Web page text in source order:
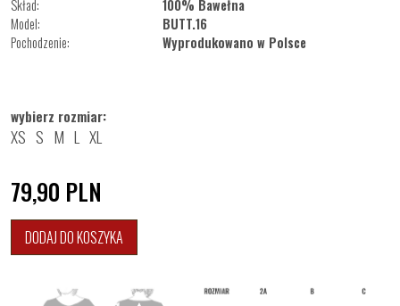
Skład:
100% Bawełna
Model:
BUTT.16
Pochodzenie:
Wyprodukowano w Polsce
wybierz rozmiar:
XS S M L XL
79,90 PLN
DODAJ DO KOSZYKA